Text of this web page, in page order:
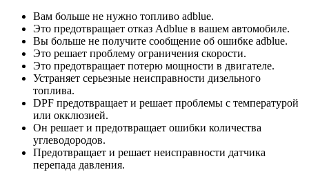
Вам больше не нужно топливо adblue.
Это предотвращает отказ Adblue в вашем автомобиле.
Вы больше не получите сообщение об ошибке adblue.
Это решает проблему ограничения скорости.
Это предотвращает потерю мощности в двигателе.
Устраняет серьезные неисправности дизельного
топлива.
DPF предотвращает и решает проблемы с температурой
или окклюзией.
Он решает и предотвращает ошибки количества
углеводородов.
Предотвращает и решает неисправности датчика
перепада давления.